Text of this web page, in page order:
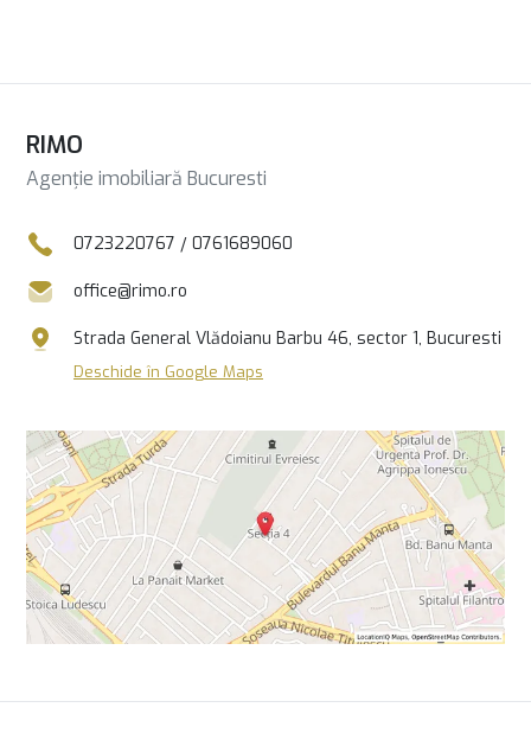
RIMO
Agenție imobiliară Bucuresti
0723220767 / 0761689060
office@rimo.ro
Strada General Vlădoianu Barbu 46, sector 1, Bucuresti
Deschide în Google Maps